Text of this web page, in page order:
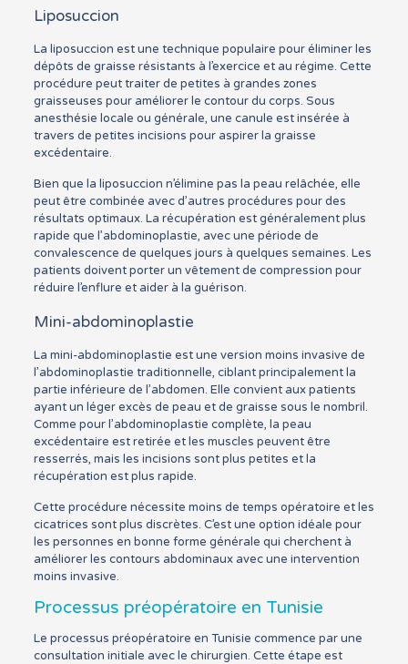
Liposuccion
La liposuccion est une technique populaire pour éliminer les
dépôts de graisse résistants à l’exercice et au régime. Cette
procédure peut traiter de petites à grandes zones
graisseuses pour améliorer le contour du corps. Sous
anesthésie locale ou générale, une canule est insérée à
travers de petites incisions pour aspirer la graisse
excédentaire.
Bien que la liposuccion n’élimine pas la peau relâchée, elle
peut être combinée avec d’autres procédures pour des
résultats optimaux. La récupération est généralement plus
rapide que l’abdominoplastie, avec une période de
convalescence de quelques jours à quelques semaines. Les
patients doivent porter un vêtement de compression pour
réduire l’enflure et aider à la guérison.
Mini-abdominoplastie
La mini-abdominoplastie est une version moins invasive de
l’abdominoplastie traditionnelle, ciblant principalement la
partie inférieure de l’abdomen. Elle convient aux patients
ayant un léger excès de peau et de graisse sous le nombril.
Comme pour l’abdominoplastie complète, la peau
excédentaire est retirée et les muscles peuvent être
resserrés, mais les incisions sont plus petites et la
récupération est plus rapide.
Cette procédure nécessite moins de temps opératoire et les
cicatrices sont plus discrètes. C’est une option idéale pour
les personnes en bonne forme générale qui cherchent à
améliorer les contours abdominaux avec une intervention
moins invasive.
Processus préopératoire en Tunisie
Le processus préopératoire en Tunisie commence par une
consultation initiale avec le chirurgien. Cette étape est